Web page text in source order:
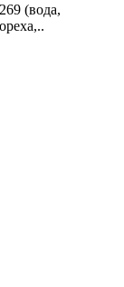
(вода,